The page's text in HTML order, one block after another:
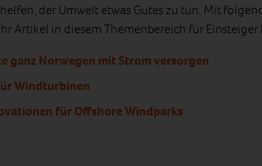
der Umwelt etwas Gutes zu tun. Mit
Artikel in diesem Themenbereich für Einsteiger
ganz Norwegen mit Strom versorgen
Windturbinen
für Offshore Windparks